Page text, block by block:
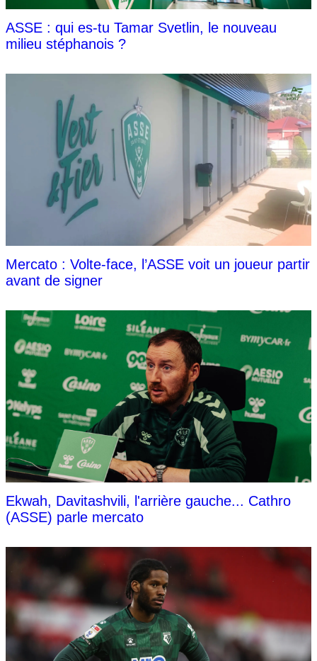
ASSE : qui es-tu Tamar Svetlin, le nouveau
milieu stéphanois ?
Mercato : Volte-face, l’ASSE voit un joueur partir
avant de signer
Ekwah, Davitashvili, l'arrière gauche... Cathro
(ASSE) parle mercato